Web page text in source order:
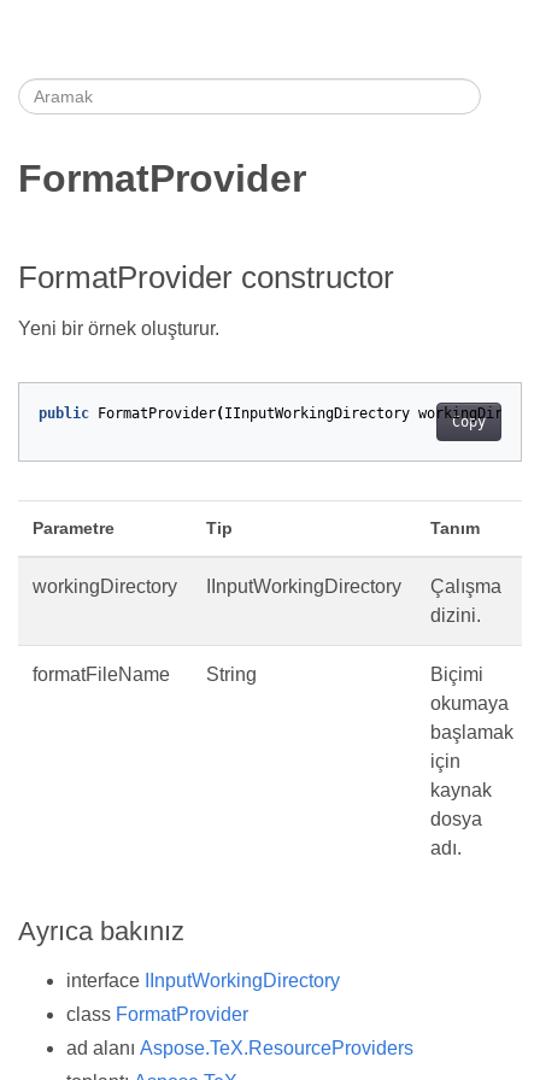
FormatProvider
FormatProvider constructor
Yeni bir örnek oluşturur.
Copy
public FormatProvider( IInputWorkingDirectory
Parametre Tip Tanım
workingDirectory IInputWorkingDirectory
Çalışma
dizini.
formatFileName String
Biçimi
okumaya
başlamak
için
kaynak
dosya
adı.
Ayrıca bakınız
interface
IInputWorkingDirectory
class FormatProvider
ad alanı Aspose.TeX.ResourceProviders